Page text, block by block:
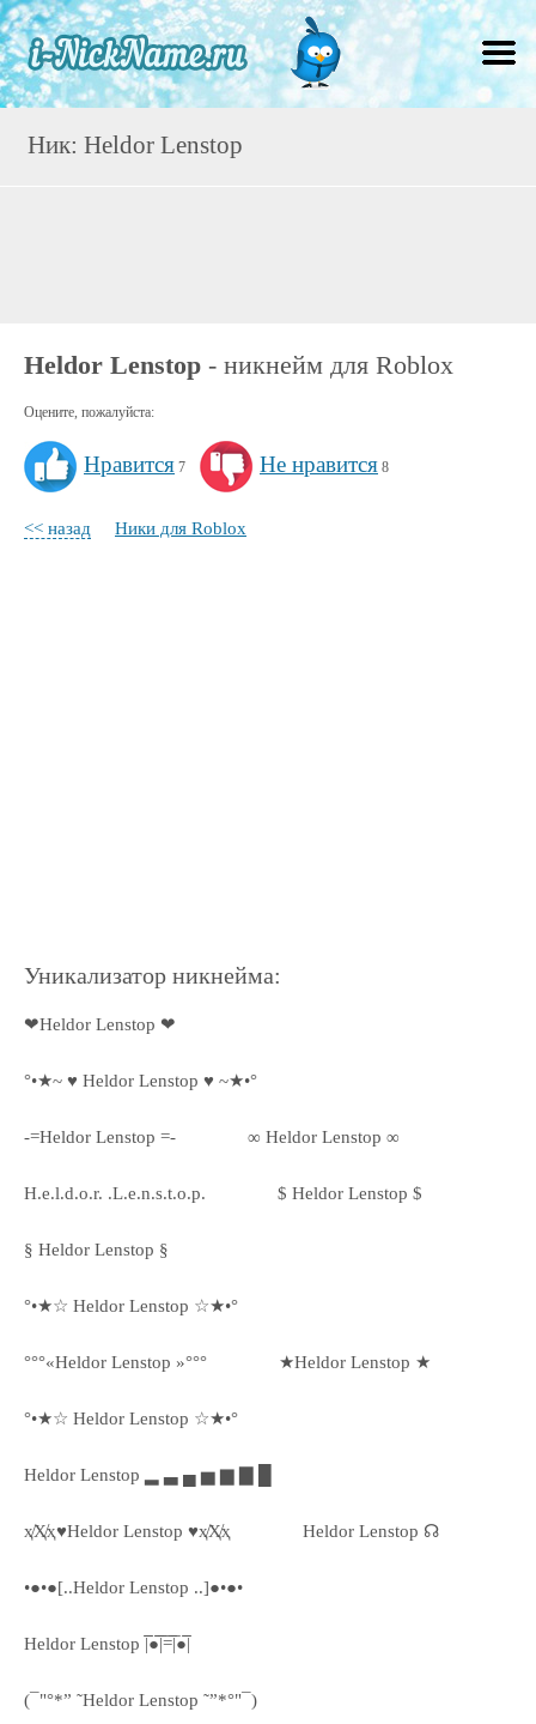
Ник: Heldor Lenstop
Heldor Lenstop - никнейм для Roblox
Оцените, пожалуйста:
Нравится 7 Не нравится 8
<< назад Ники для Roblox
Уникализатор никнейма:
❤Heldor Lenstop ❤
°•★~ ♥ Heldor Lenstop ♥ ~★•°
-=Heldor Lenstop =- ∞ Heldor Lenstop ∞
H.e.l.d.o.r. .L.e.n.s.t.o.p. $ Heldor Lenstop $
§ Heldor Lenstop §
°•★☆ Heldor Lenstop ☆★•°
°°°«Heldor Lenstop »°°° ★Heldor Lenstop ★
°•★☆ Heldor Lenstop ☆★•°
Heldor Lenstop ▂ ▃ ▄ ▅ ▆ ▇ █
ҳ̸Ҳ̸ҳ♥Heldor Lenstop ♥ҳ̸Ҳ̸ҳ Heldor Lenstop ☊
•●•●[..Heldor Lenstop ..]●•●•
Heldor Lenstop |̅̅●̅̅|̅̅=̅̅|̅●̅̅|
(¯"°*” ˜Heldor Lenstop ˜”*°"¯)